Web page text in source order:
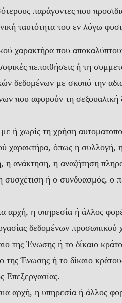
παράγοντες που
ταυτότητα του εν λόγω
χαρακτήρα που
πεποιθήσεις ή τη
δεδομένων με σκοπό την
που αφορούν τη σεξουαλική
ή χωρίς τη χρήση
χαρακτήρα, όπως η συλλογή,
ανάκτηση, η αναζήτηση
ή ο συνδυασμός, ο
αρχή, η υπηρεσία ή άλλος
δεδομένων προσωπικού
της Ένωσης ή το δίκαιο
της Ένωσης ή το δίκαιο
Επεξεργασίας.
αρχή, η υπηρεσία ή άλλος